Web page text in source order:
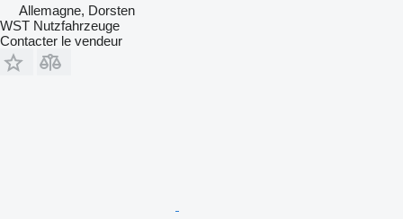
Allemagne, Dorsten
WST Nutzfahrzeuge
Contacter le vendeur